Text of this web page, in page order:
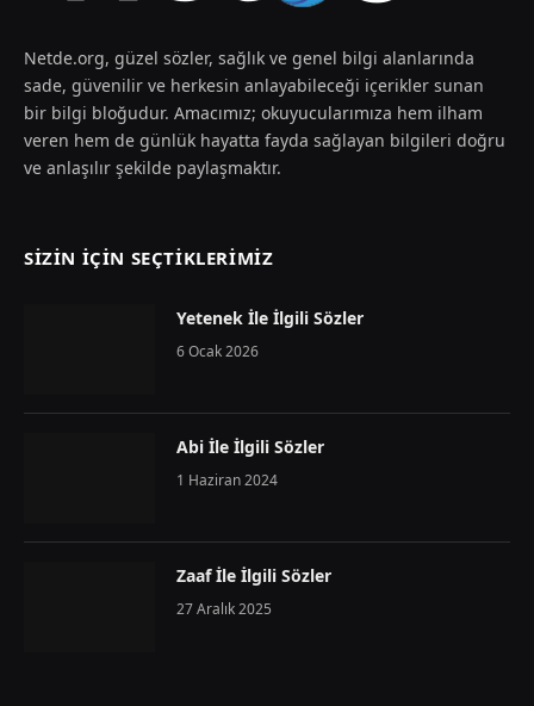
Netde.org, güzel sözler, sağlık ve genel bilgi alanlarında
sade, güvenilir ve herkesin anlayabileceği içerikler sunan
bir bilgi bloğudur. Amacımız; okuyucularımıza hem ilham
veren hem de günlük hayatta fayda sağlayan bilgileri doğru
ve anlaşılır şekilde paylaşmaktır.
SIZIN İÇIN SEÇTIKLERIMIZ
Yetenek İle İlgili Sözler
6 Ocak 2026
Abi İle İlgili Sözler
1 Haziran 2024
Zaaf İle İlgili Sözler
27 Aralık 2025